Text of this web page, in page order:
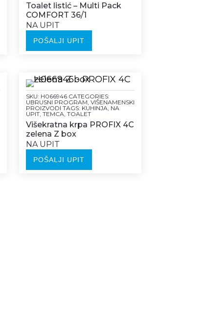
Toalet listić – Multi Pack
COMFORT 36/1
NA UPIT
POŠALJI UPIT
SKU: H066946 CATEGORIES:
UBRUSNI PROGRAM, VIŠENAMENSKI
PROIZVODI TAGS: KUHINJA, NA
UPIT, TEMCA, TOALET
Višekratna krpa PROFIX 4C
zelena Z box
NA UPIT
POŠALJI UPIT